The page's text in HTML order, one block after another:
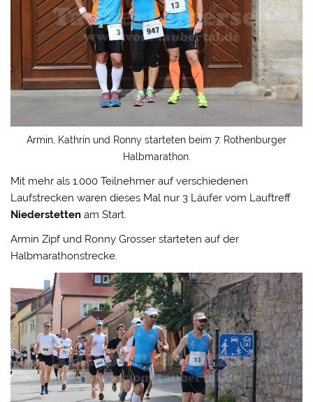
Armin, Kathrin und Ronny starteten beim 7. Rothenburger
Halbmarathon.
Mit mehr als 1.000 Teilnehmer auf verschiedenen
Laufstrecken waren dieses Mal nur 3 Läufer vom Lauftreff
Niederstetten am Start.
Armin Zipf und Ronny Grosser starteten auf der
Halbmarathonstrecke.